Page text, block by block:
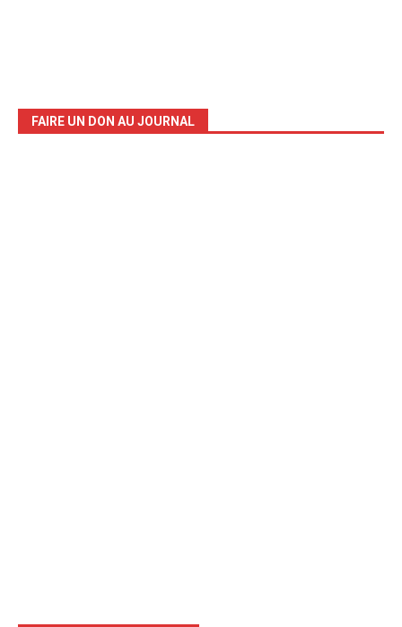
FAIRE UN DON AU JOURNAL